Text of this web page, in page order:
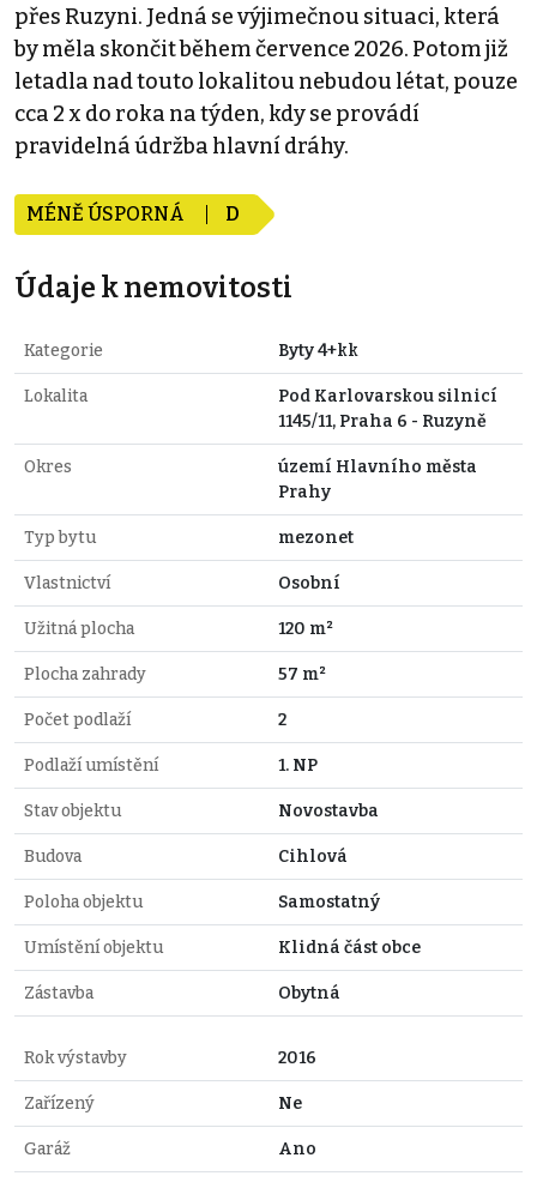
přes Ruzyni. Jedná se výjimečnou situaci, která
by měla skončit během července 2026. Potom již
letadla nad touto lokalitou nebudou létat, pouze
cca 2 x do roka na týden, kdy se provádí
pravidelná údržba hlavní dráhy.
MÉNĚ ÚSPORNÁ D
Údaje k nemovitosti
Kategorie Byty 4+kk
Lokalita
Pod Karlovarskou silnicí
1145/11, Praha 6 - Ruzyně
Okres
území Hlavního města
Prahy
Typ bytu mezonet
Vlastnictví Osobní
Užitná plocha 120 m²
Plocha zahrady 57 m²
Počet podlaží 2
Podlaží umístění 1. NP
Stav objektu Novostavba
Budova Cihlová
Poloha objektu Samostatný
Umístění objektu Klidná část obce
Zástavba Obytná
Rok výstavby 2016
Zařízený Ne
Garáž Ano